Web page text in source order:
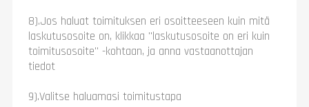
8).Jos haluat toimituksen eri osoitteeseen kuin mitä
laskutusosoite on, klikkaa "laskutusosoite on eri kuin
toimitusosoite" -kohtaan, ja anna vastaanottajan
tiedot
9).Valitse haluamasi toimitustapa